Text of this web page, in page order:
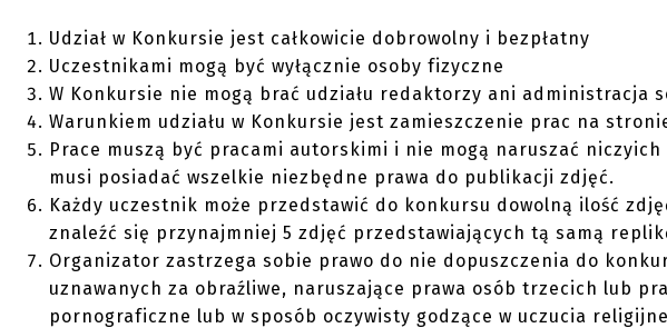
Udział w Konkursie jest całkowicie dobrowolny i bezpłatny
Uczestnikami mogą być wyłącznie osoby fizyczne
W Konkursie nie mogą brać udziału redaktorzy ani administracja
Warunkiem udziału w Konkursie jest zamieszczenie prac na
Prace muszą być pracami autorskimi i nie mogą naruszać
musi posiadać wszelkie niezbędne prawa do publikacji zdjęć.
Każdy uczestnik może przedstawić do konkursu dowolną ilość
znaleźć się przynajmniej 5 zdjęć przedstawiających tą samą
Organizator zastrzega sobie prawo do nie dopuszczenia do
uznawanych za obraźliwe, naruszające prawa osób trzecich lub
pornograficzne lub w sposób oczywisty godzące w uczucia